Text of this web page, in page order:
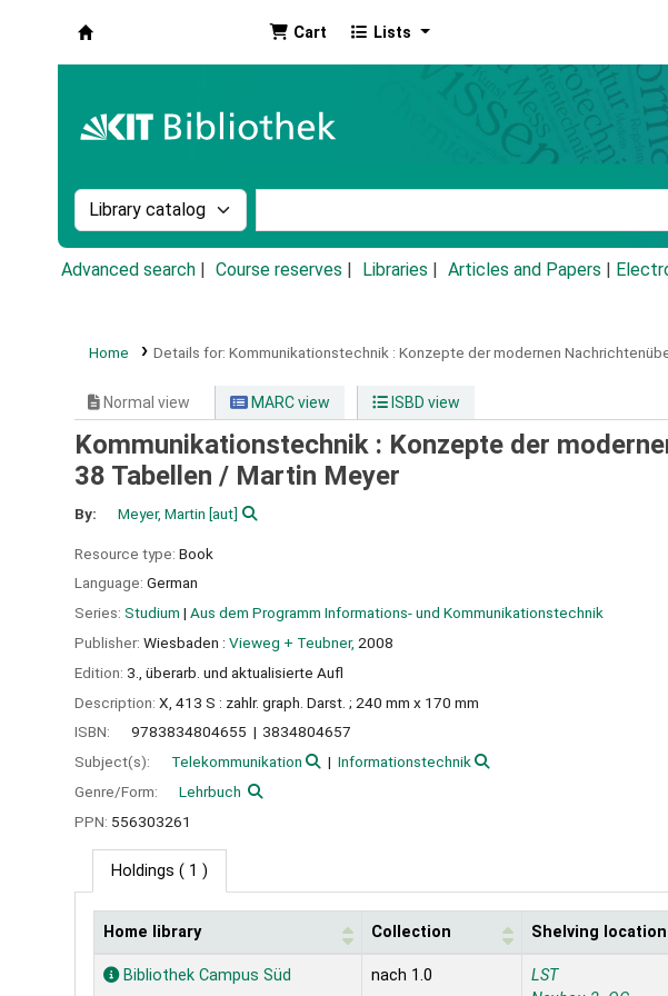
Cart Lists
Search the catalog by:
Advanced search Course reserves Libraries Articles and Papers
Home Details for: Kommunikationstechnik : Konzepte der modernen
Normal view MARC view ISBD view
Kommunikationstechnik : Konzepte der
38 Tabellen / Martin Meyer
By: Meyer, Martin [aut]
Resource type: Book
Language: German
Series: Studium | Aus dem Programm Informations- und Kommunikationstechnik
Publisher: Wiesbaden : Vieweg + Teubner, 2008
Edition: 3., überarb. und aktualisierte Aufl
Description: X, 413 S : zahlr. graph. Darst. ; 240 mm x 170 mm
ISBN:
9783834804655
3834804657
Subject(s):
Telekommunikation
Informationstechnik
Genre/Form:
Lehrbuch
PPN: 556303261
Holdings ( 1 )
Holdings
Home library Collection Shelving location
Bibliothek Campus Süd nach 1.0
LST